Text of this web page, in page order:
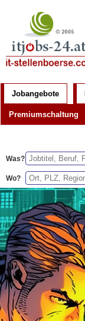
Jobangebote
Premiumschaltung
Was?
Wo?